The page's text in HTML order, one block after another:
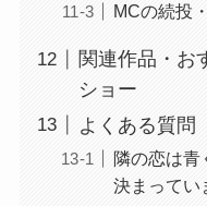
MCの続投
関連作品・お
ショー
よくある質問
隣の恋は青
決まってい